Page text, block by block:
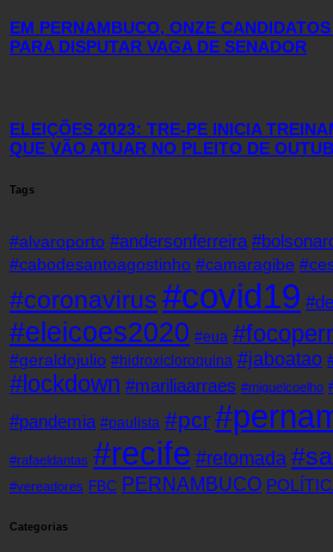
EM PERNAMBUCO, ONZE
PARA DISPUTAR VAGA DE SENADOR
ELEIÇÕES 2023: TRE-PE INICIA
QUE VÃO ATUAR NO PLEITO DE
Tags
#alvaroporto #andersonferreira
#cabodesantoagostinho #camaragibe
#coronavirus #covid19
#eleicoes2020 #eua
#geraldojulio #hidroxicloroquina #jaboatao
#lockdown #mariliaarraes #miguelcoelho
#pandemia #paulista #pcr
#rafaeldantas #recife #retomada
#vereadores FBC PERNAMBUCO
Categorias